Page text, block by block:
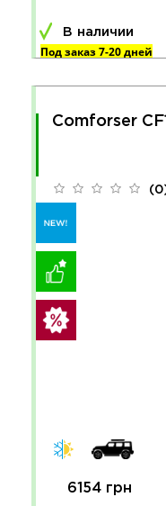
В наличии
Под заказ 7-20 дней
Comforser
6154 грн